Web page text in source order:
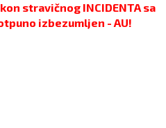
stravičnog INCIDENTA sa
izbezumljen - AU!